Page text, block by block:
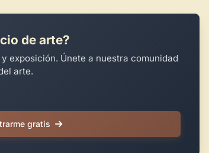
de arte?
exposición. Únete a nuestra comunidad
arte.
gratis